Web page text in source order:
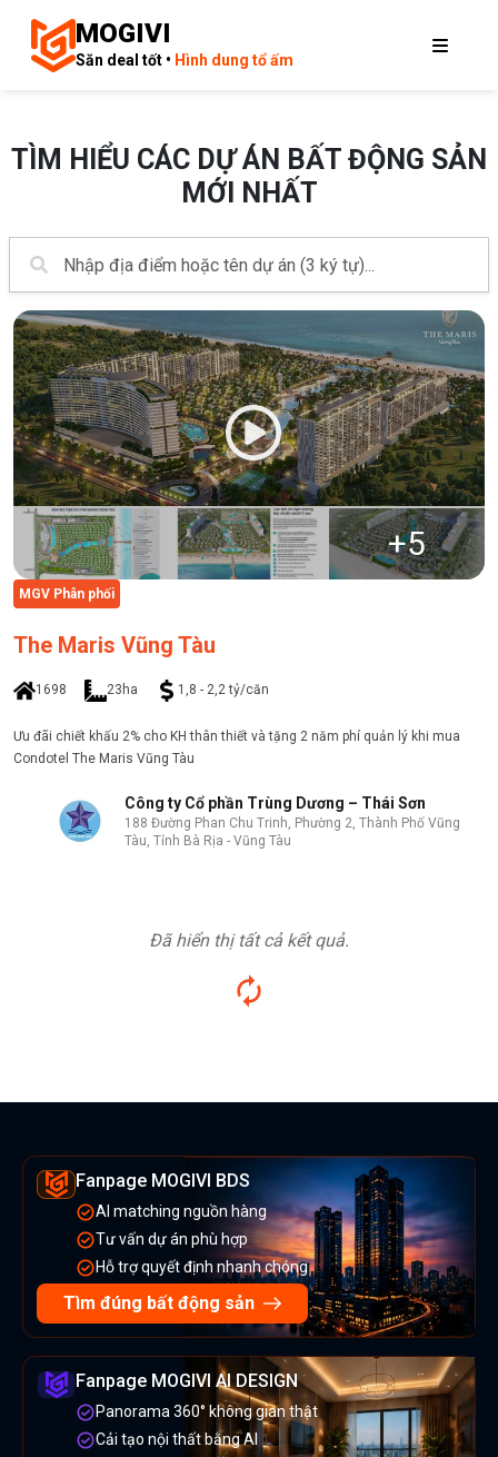
MOGIVI
Săn deal tốt • Hình dung tổ ấm
TÌM HIỂU CÁC DỰ ÁN BẤT ĐỘNG SẢN
MỚI NHẤT
+5
MGV Phân phối
The Maris Vũng Tàu
1698 23ha 1,8 - 2,2 tỷ/căn
Ưu đãi chiết khấu 2% cho KH thân thiết và tặng 2 năm phí quản lý khi mua
Condotel The Maris Vũng Tàu
Công ty Cổ phần Trùng Dương – Thái Sơn
188 Đường Phan Chu Trinh, Phường 2, Thành Phố Vũng
Tàu, Tỉnh Bà Rịa - Vũng Tàu
Đã hiển thị tất cả kết quả.
Fanpage MOGIVI BDS
AI matching nguồn hàng
Tư vấn dự án phù hợp
Hỗ trợ quyết định nhanh chóng
Tìm đúng bất động sản
Fanpage MOGIVI AI DESIGN
Panorama 360° không gian thật
Cải tạo nội thất bằng AI